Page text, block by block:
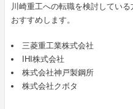
川崎重工への転職を検討してい
おすすめします。
三菱重工業株式会社
IHI株式会社
株式会社神戸製鋼所
株式会社クボタ